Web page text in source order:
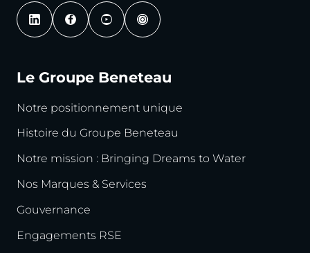
Le Groupe Beneteau
Notre positionnement unique
Histoire du Groupe Beneteau
Notre mission : Bringing Dreams to Water
Nos Marques & Services
Gouvernance
Engagements RSE